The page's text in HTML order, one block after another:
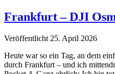
DJI
Pocket
Frankfurt – DJI
Veröffentlicht 25. April 2026
Heute war so ein Tag, an dem
durch Frankfurt – und ich